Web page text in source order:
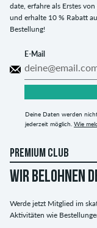
date, erfahre als Erstes
und erhalte 10 % Rabatt
Bestellung!
E-Mail
Deine Daten werden
jederzeit möglich. Wie
PREMIUM CLUB
WIR BELOHNEN
Werde jetzt Mitglied im
Aktivitäten wie